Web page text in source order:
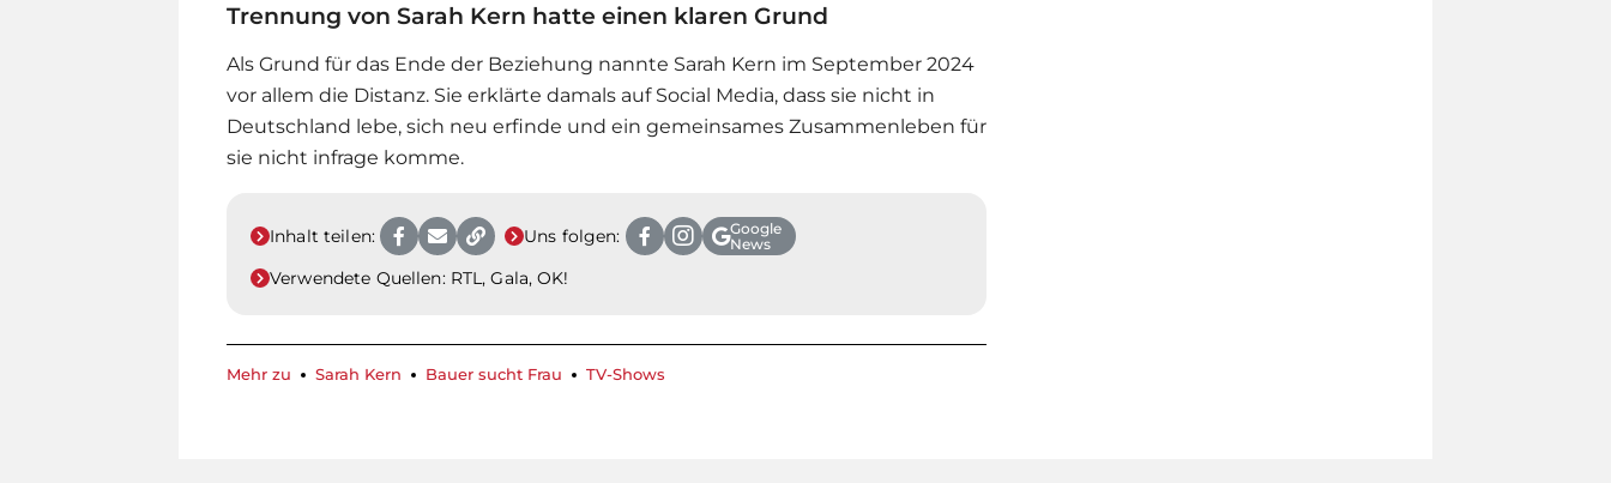
Trennung von Sarah Kern hatte einen klaren Grund
Als Grund für das Ende der Beziehung nannte Sarah Kern im September 2024
vor allem die Distanz. Sie erklärte damals auf Social Media, dass sie nicht in
Deutschland lebe, sich neu erfinde und ein gemeinsames Zusammenleben für
sie nicht infrage komme.
Inhalt teilen: Uns folgen:
Google
News
Verwendete Quellen: RTL, Gala, OK!
Mehr zu Sarah Kern Bauer sucht Frau TV-Shows